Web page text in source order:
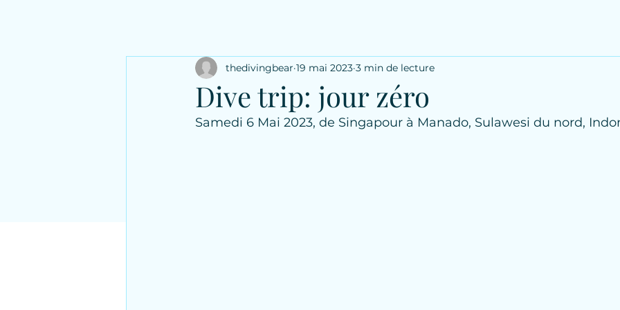
Dive trip: jour zéro
thedivingbear 19 mai 2023 3 min de lecture
Samedi 6 Mai 2023, de Singapour à Manado, Sulawesi du nord,